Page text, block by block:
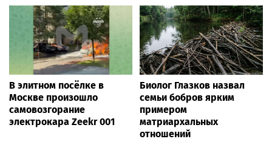
В элитном посёлке в
Москве произошло
самовозгорание
электрокара Zeekr 001
Биолог Глазков назвал
семьи бобров ярким
примером
матриархальных
отношений